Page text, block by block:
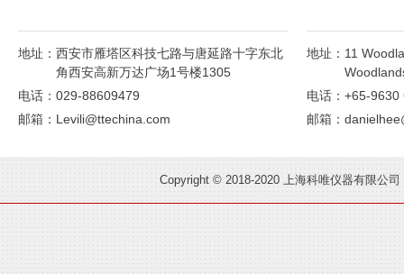
地址： 西安市雁塔区科技七路与唐延路十字东北
角西安高新万达广场1号楼1305
电话：029-88609479
邮箱：Levili@ttechina.com
地址： 11
电话：+65-9630
邮箱：
Copyright © 2018-2020 上海科唯仪器有限公